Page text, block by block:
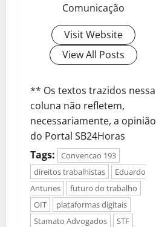
Comunicação
Visit Website
View All Posts
** Os textos trazidos nessa
coluna não refletem,
necessariamente, a opinião
do Portal SB24Horas
Tags:
Convencao 193
direitos trabalhistas
Eduardo
Antunes
futuro do trabalho
OIT
plataformas digitais
Stamato Advogados
STF